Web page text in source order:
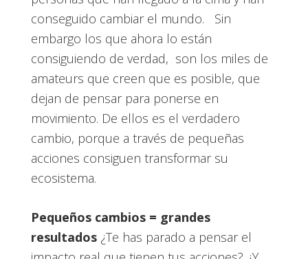
conseguido cambiar el mundo. Sin
embargo los que ahora lo están
consiguiendo de verdad, son los miles de
amateurs que creen que es posible, que
dejan de pensar para ponerse en
movimiento. De ellos es el verdadero
cambio, porque a través de pequeñas
acciones consiguen transformar su
ecosistema.
Pequeños cambios = grandes
resultados¿Te has parado a pensar el